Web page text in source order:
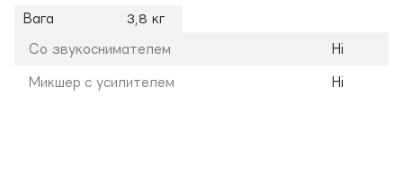
Вага
3,8 кг
Со звукоснимателем Ні
Микшер с усилителем Ні